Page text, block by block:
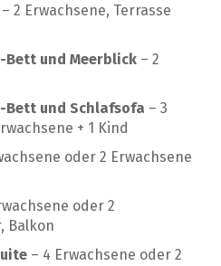
– 2 Erwachsene, Terrasse
Bett und Meerblick – 2
Bett und Schlafsofa – 3
+ 1 Kind
oder 2 Erwachsene
oder 2
Balkon
– 4 Erwachsene oder 2